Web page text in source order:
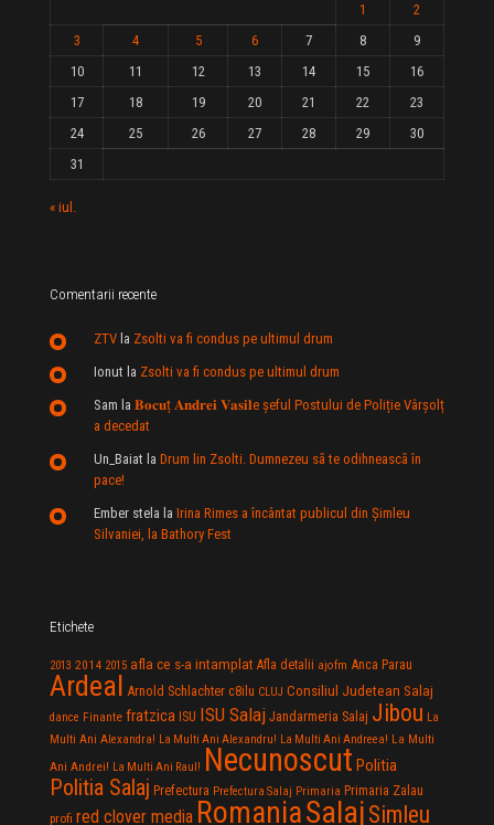
1
2
3
4 5 6 7 8
9
10
11 12 13 14 15
16
17
18 19 20 21 22
23
24
25 26 27 28 29
30
31
« iul.
Comentarii recente
ZTV la Zsolti va fi condus pe ultimul drum
Ionut la Zsolti va fi condus pe ultimul drum
Sam la 𝐁𝐨𝐜𝐮ț 𝐀𝐧𝐝𝐫𝐞𝐢 𝐕𝐚𝐬𝐢𝐥e şeful Postului de Poliție Vârșolț
a decedat
Un_Baiat la Drum lin Zsolti. Dumnezeu sã te odihneascã în
pace!
Ember stela la Irina Rimes a încântat publicul din Şimleu
Silvaniei, la Bathory Fest
Etichete
2013 2014 2015 afla ce s-a intamplat Afla detalii ajofm Anca Parau
Ardeal Arnold Schlachter c8ilu CLUJ Consiliul Judetean Salaj
dance Finante fratzica ISU ISU Salaj Jandarmeria Salaj Jibou La
Multi Ani Alexandra! La Multi Ani Alexandru! La Multi Ani Andreea! La Multi
Ani Andrei! La Multi Ani Raul! Necunoscut Politia
Politia Salaj Prefectura Prefectura Salaj Primaria Primaria Zalau
profi red clover media RomaniaSalaj Simleu